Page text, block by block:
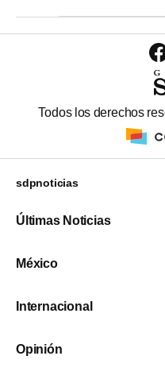
Todos los derechos
sdpnoticias
Últimas Noticias
México
Internacional
Opinión